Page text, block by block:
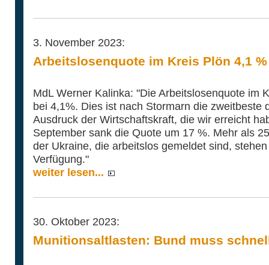
3. November 2023:
Arbeitslosenquote im Kreis Plön 4,1 %
MdL Werner Kalinka: "Die Arbeitslosenquote im
bei 4,1%. Dies ist nach Stormarn die zweitbeste
Ausdruck der Wirtschaftskraft, die wir erreicht
September sank die Quote um 17 %. Mehr als
der Ukraine, die arbeitslos gemeldet sind,
Verfügung."
weiter lesen...
30. Oktober 2023:
Munitionsaltlasten: Bund muss